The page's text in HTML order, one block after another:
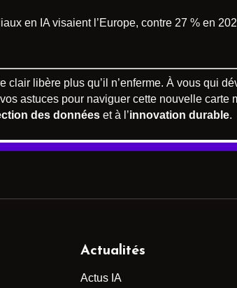
en IA visaient l’Europe, contre 27 % en
libère plus qu’il n’enferme. À vous qui
astuces pour naviguer cette nouvelle carte
des données et à l’innovation durable.
Actualités
Actus IA